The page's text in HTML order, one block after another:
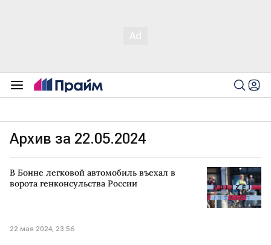
Архив за 22.05.2024
В Бонне легковой автомобиль въехал в
ворота генконсульства России
22 мая 2024, 23:56